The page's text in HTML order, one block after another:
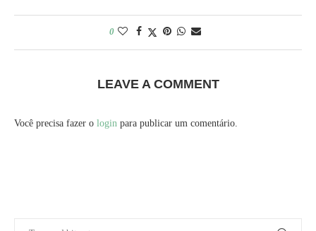
0
LEAVE A COMMENT
Você precisa fazer o login para publicar um comentário.